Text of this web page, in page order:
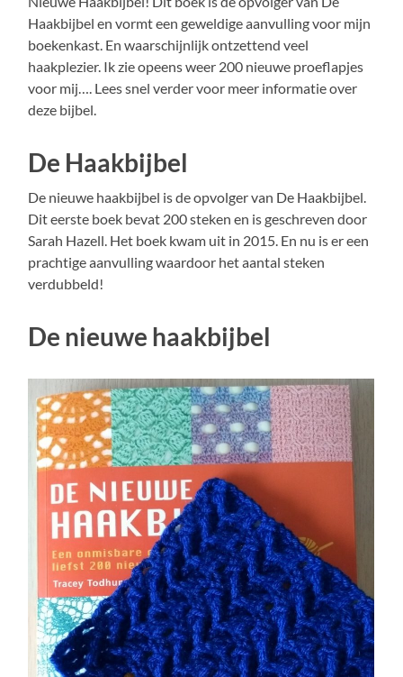
Haakbijbel en vormt een geweldige aanvulling voor mijn
boekenkast. En waarschijnlijk ontzettend veel
haakplezier. Ik zie opeens weer 200 nieuwe proeflapjes
voor mij…. Lees snel verder voor meer informatie over
deze bijbel.
De Haakbijbel
De nieuwe haakbijbel is de opvolger van De Haakbijbel.
Dit eerste boek bevat 200 steken en is geschreven door
Sarah Hazell. Het boek kwam uit in 2015. En nu is er een
prachtige aanvulling waardoor het aantal steken
verdubbeld!
De nieuwe haakbijbel